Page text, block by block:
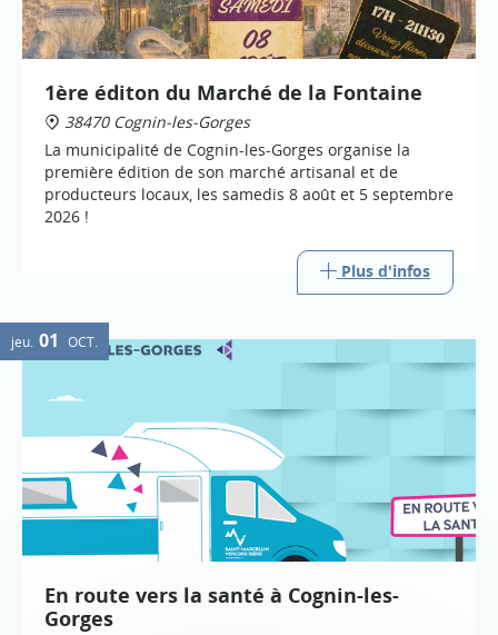
1ère éditon du Marché de la Fontaine
38470 Cognin-les-Gorges
La municipalité de Cognin-les-Gorges organise la
première édition de son marché artisanal et de
producteurs locaux, les samedis 8 août et 5 septembre
2026 !
Plus d'infos
jeu. 01 OCT.
En route vers la santé à Cognin-les-
Gorges